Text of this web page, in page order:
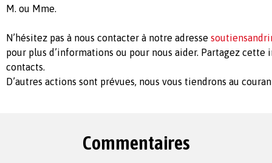
M. ou Mme.
N’hésitez pas à nous contacter à notre adresse
pour plus d’informations ou pour nous aider. Partagez cette
contacts.
D’autres actions sont prévues, nous vous tiendrons au
Commentaires